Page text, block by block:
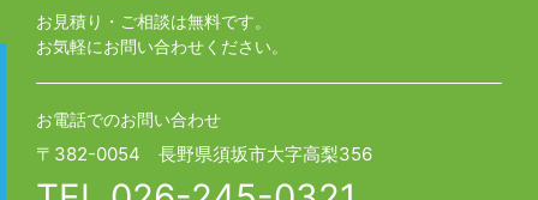
お見積り・ご相談は無料です。
お気軽にお問い合わせください。
お電話でのお問い合わせ
〒382-0054 長野県須坂市大字高梨356